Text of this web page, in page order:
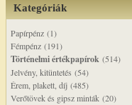
Kategóriák
Papírpénz (1)
Fémpénz (191)
Történelmi értékpapírok (514)
Jelvény, kitüntetés (54)
Érem, plakett, díj (485)
Verőtövek és gipsz minták (20)